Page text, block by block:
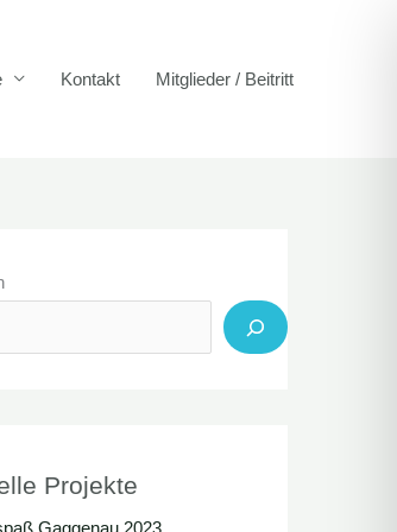
Kontakt Mitglieder / Beitritt
Projekte
Gaggenau 2023